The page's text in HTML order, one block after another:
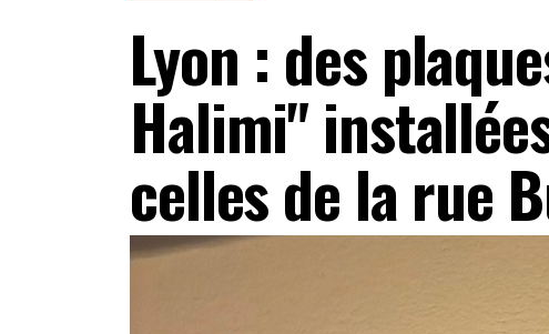
Lyon : des
Halimi"
celles de la rue